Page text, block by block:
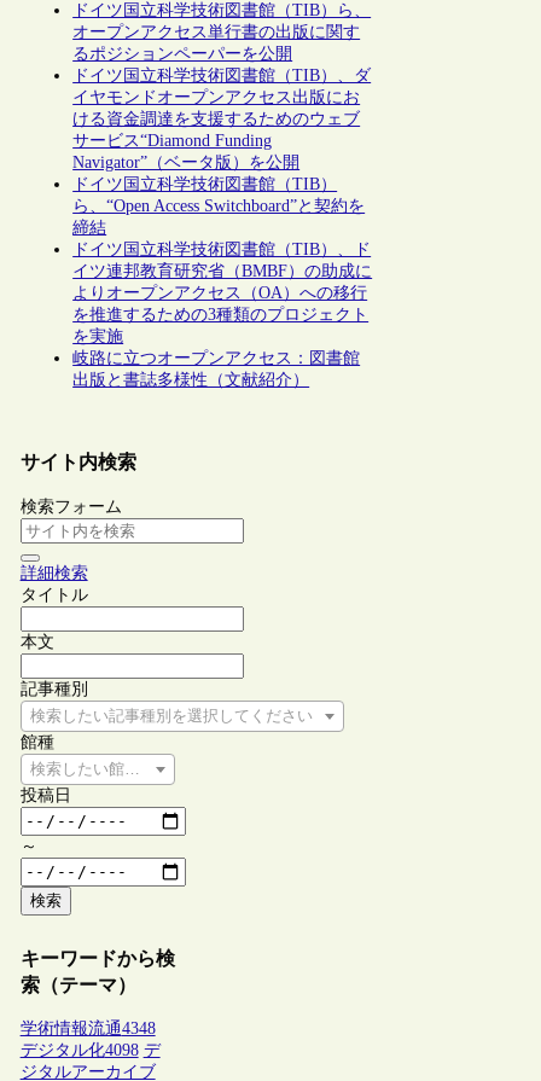
ドイツ国立科学技術図書館（TIB）ら、
オープンアクセス単行書の出版に関す
るポジションペーパーを公開
ドイツ国立科学技術図書館（TIB）、ダ
イヤモンドオープンアクセス出版にお
ける資金調達を支援するためのウェブ
サービス“Diamond Funding
Navigator”（ベータ版）を公開
ドイツ国立科学技術図書館（TIB）
ら、“Open Access Switchboard”と契約を
締結
ドイツ国立科学技術図書館（TIB）、ド
イツ連邦教育研究省（BMBF）の助成に
よりオープンアクセス（OA）への移行
を推進するための3種類のプロジェクト
を実施
岐路に立つオープンアクセス：図書館
出版と書誌多様性（文献紹介）
サイト内検索
検索フォーム
詳細検索
タイトル
本文
記事種別
検索したい記事種別を選択してください
館種
検索したい館種を選択してください
投稿日
～
検索
キーワードから検
索（テーマ）
学術情報流通4348
デジタル化4098 デ
ジタルアーカイブ